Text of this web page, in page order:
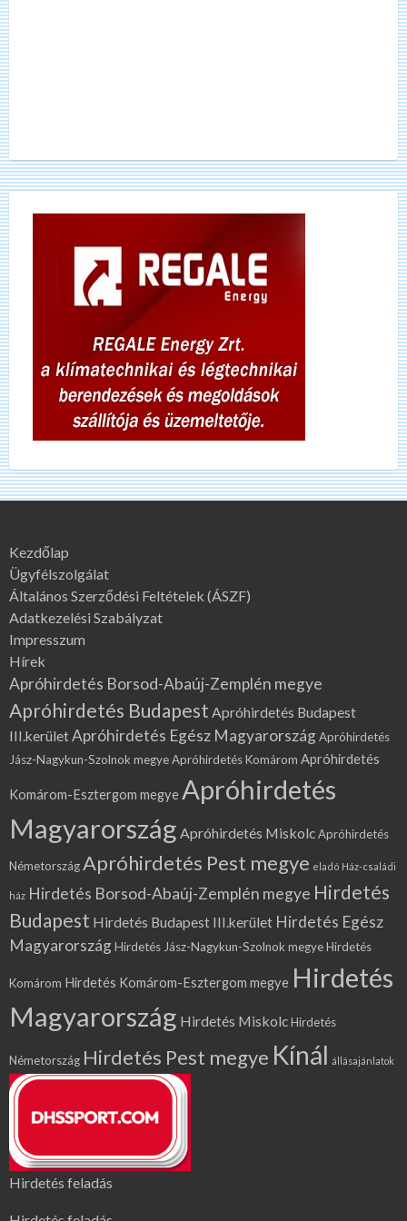
Kezdőlap
Ügyfélszolgálat
Általános Szerződési Feltételek (ÁSZF)
Adatkezelési Szabályzat
Impresszum
Hírek
Apróhirdetés Borsod-Abaúj-Zemplén megye
Apróhirdetés Budapest Apróhirdetés Budapest
III.kerületApróhirdetés Egész MagyarországApróhirdetés
Jász-Nagykun-Szolnok megyeApróhirdetés Komárom Apróhirdetés
Komárom-Esztergom megye Apróhirdetés
Magyarország Apróhirdetés MiskolcApróhirdetés
NémetországApróhirdetés Pest megye eladó Ház-családi
ház Hirdetés Borsod-Abaúj-Zemplén megye Hirdetés
Budapest Hirdetés Budapest III.kerület Hirdetés Egész
MagyarországHirdetés Jász-Nagykun-Szolnok megyeHirdetés
Komárom Hirdetés Komárom-Esztergom megye Hirdetés
Magyarország Hirdetés MiskolcHirdetés
Németország Hirdetés Pest megye Kínál állásajánlatok
Hirdetés feladás